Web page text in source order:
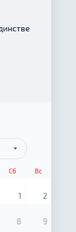
Сб Вс
1 2
8 9